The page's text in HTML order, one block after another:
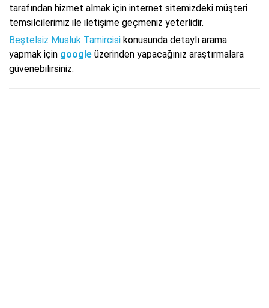
tarafından hizmet almak için internet sitemizdeki müşteri
temsilcilerimiz ile iletişime geçmeniz yeterlidir.
Beştelsiz Musluk Tamircisi konusunda detaylı arama
yapmak için google üzerinden yapacağınız araştırmalara
güvenebilirsiniz.